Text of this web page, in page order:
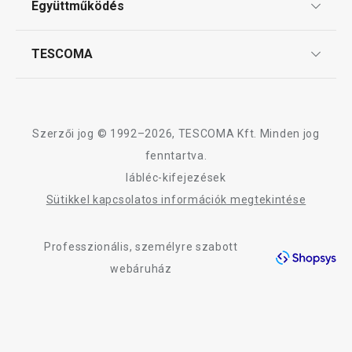
Gyakori kérdések
Reklamáció és termékvisszaküldés
Együttműködés
TESCOMA
Adatkezelési Tájékoztató
Szerzői jog © 1992–2026, TESCOMA Kft. Minden jog
fenntartva.
lábléc-kifejezések
Sütikkel kapcsolatos információk megtekintése
Professzionális, személyre szabott
webáruház